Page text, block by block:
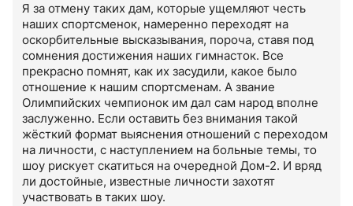
Я за отмену таких дам, которые ущемляют честь
наших спортсменок, намеренно переходят на
оскорбительные высказывания, пороча, ставя под
сомнения достижения наших гимнасток. Все
прекрасно помнят, как их засудили, какое было
отношение к нашим спортсменам. А звание
Олимпийских чемпионок им дал сам народ вполне
заслуженно. Если оставить без внимания такой
жёсткий формат выяснения отношений с переходом
на личности, с наступлением на больные темы, то
шоу рискует скатиться на очередной Дом-2. И вряд
ли достойные, известные личности захотят
участвовать в таких шоу.